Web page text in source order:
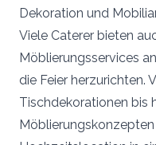
Dekoration und
Viele Caterer bieten
Möblierungsservices
die Feier herzurichten.
Tischdekorationen bis